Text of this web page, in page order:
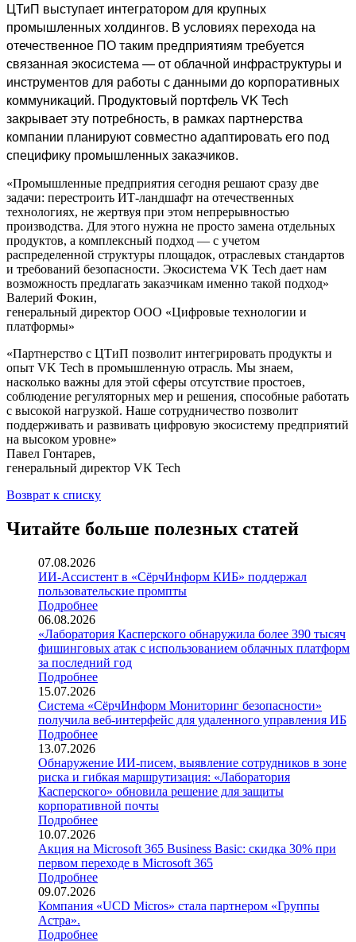
ЦТиП выступает интегратором для крупных
промышленных холдингов. В условиях перехода на
отечественное ПО таким предприятиям требуется
связанная экосистема — от облачной инфраструктуры и
инструментов для работы с данными до корпоративных
коммуникаций. Продуктовый портфель VK Tech
закрывает эту потребность, в рамках партнерства
компании планируют совместно адаптировать его под
специфику промышленных заказчиков.
«Промышленные предприятия сегодня решают сразу две
задачи: перестроить ИТ-ландшафт на отечественных
технологиях, не жертвуя при этом непрерывностью
производства. Для этого нужна не просто замена отдельных
продуктов, а комплексный подход — с учетом
распределенной структуры площадок, отраслевых стандартов
и требований безопасности. Экосистема VK Tech дает нам
возможность предлагать заказчикам именно такой подход»
Валерий Фокин,
генеральный директор ООО «Цифровые технологии и
платформы»
«Партнерство с ЦТиП позволит интегрировать продукты и
опыт VK Tech в промышленную отрасль. Мы знаем,
насколько важны для этой сферы отсутствие простоев,
соблюдение регуляторных мер и решения, способные работать
с высокой нагрузкой. Наше сотрудничество позволит
поддерживать и развивать цифровую экосистему предприятий
на высоком уровне»
Павел Гонтарев,
генеральный директор VK Tech
Возврат к списку
Читайте больше полезных статей
07.08.2026
ИИ-Ассистент в «СёрчИнформ КИБ» поддержал
пользовательские промпты
Подробнее
06.08.2026
«Лаборатория Касперского обнаружила более 390 тысяч
фишинговых атак с использованием облачных платформ
за последний год
Подробнее
15.07.2026
Система «СёрчИнформ Мониторинг безопасности»
получила веб-интерфейс для удаленного управления ИБ
Подробнее
13.07.2026
Обнаружение ИИ-писем, выявление сотрудников в зоне
риска и гибкая маршрутизация: «Лаборатория
Касперского» обновила решение для защиты
корпоративной почты
Подробнее
10.07.2026
Акция на Microsoft 365 Business Basic: скидка 30% при
первом переходе в Microsoft 365
Подробнее
09.07.2026
Компания «UCD Micros» стала партнером «Группы
Астра».
Подробнее